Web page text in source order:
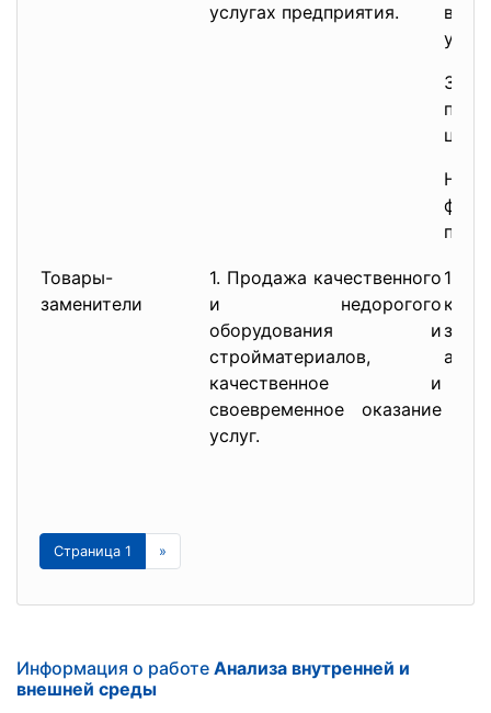
услугах предприятия.
Товары-
заменители
1. Продажа качественного
и недорогого
оборудования и
стройматериалов,
качественное и
своевременное оказание
услуг.
1.
Страница 1 »
Информация о работе Анализа внутренней и
внешней среды